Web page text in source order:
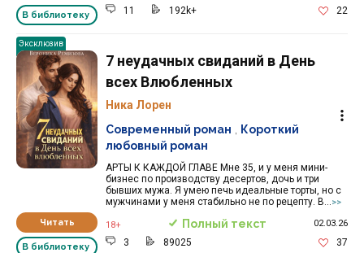
В библиотеку 11 192k+ 22
Эксклюзив
Читать
В библиотеку
7 неудачных свиданий в День
всех Влюбленных
Ника Лорен
АРТЫ К КАЖДОЙ ГЛАВЕ Мне 35, и у меня мини-
бизнес по производству десертов, дочь и три
бывших мужа. Я умею печь идеальные торты, но с
мужчинами у меня стабильно не по рецепту. В...
>>
Современный роман
Короткий
любовный роман
18+ Полный текст 02.03.26
3 89025 37